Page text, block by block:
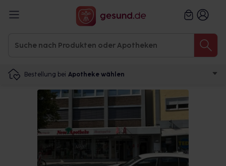
Bestellung bei Apotheke wählen